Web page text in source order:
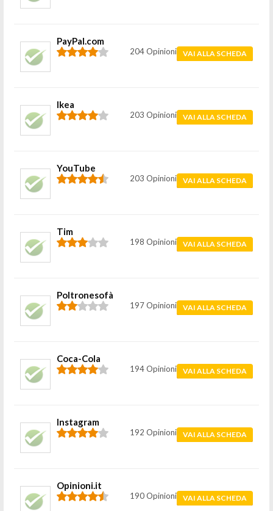
PayPal.com
204 Opinioni VAI ALLA SCHEDA
Ikea
203 Opinioni VAI ALLA SCHEDA
YouTube
203 Opinioni VAI ALLA SCHEDA
Tim
198 Opinioni VAI ALLA SCHEDA
Poltronesofà
197 Opinioni VAI ALLA SCHEDA
Coca-Cola
194 Opinioni VAI ALLA SCHEDA
Instagram
192 Opinioni VAI ALLA SCHEDA
Opinioni.it
190 Opinioni VAI ALLA SCHEDA